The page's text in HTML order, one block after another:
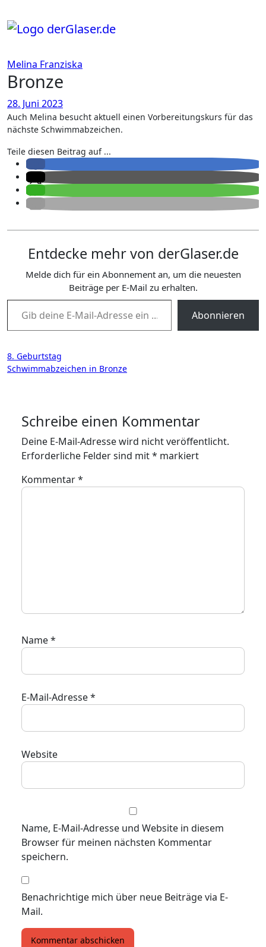
Inhalt
springen
Melina Franziska
Bronze
28. Juni 2023
Auch Melina besucht aktuell einen Vorbereitungskurs für das
nächste Schwimmabzeichen.
Teile diesen Beitrag auf ...
Entdecke mehr von derGlaser.de
Melde dich für ein Abonnement an, um die neuesten
Beiträge per E-Mail zu erhalten.
Gib deine E-Mail-Adresse ein ...
Abonnieren
Beitragsnavigation
8. Geburtstag
Schwimmabzeichen in Bronze
Schreibe einen Kommentar
Deine E-Mail-Adresse wird nicht veröffentlicht.
Erforderliche Felder sind mit* markiert
Kommentar*
Name*
E-Mail-Adresse*
Website
Name, E-Mail-Adresse und Website in diesem
Browser für meinen nächsten Kommentar
speichern.
Benachrichtige mich über neue Beiträge via E-
Mail.